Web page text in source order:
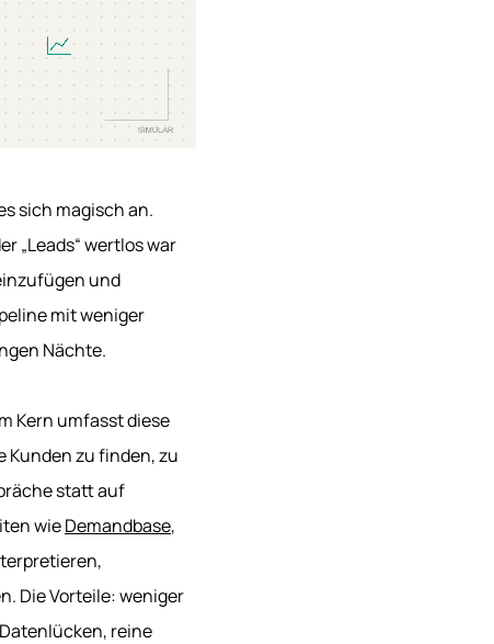
sich magisch an.
„Leads“ wertlos war
und
mit weniger
Nächte.
Kern umfasst diese
Kunden zu finden, zu
statt auf
wieDemandbase,
Die Vorteile: weniger
reine